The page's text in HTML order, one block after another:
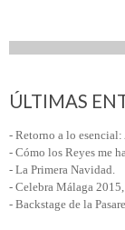
ÚLTIMAS
- Retorno a lo esencial:
- Cómo los Reyes me
- La Primera Navidad.
- Celebra Málaga
- Backstage de la